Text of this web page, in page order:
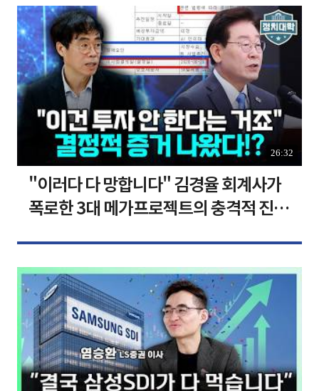
26:32
"이러다 다 망합니다" 김경율 회계사가
폭로한 3대 메가프로젝트의 충격적 진실